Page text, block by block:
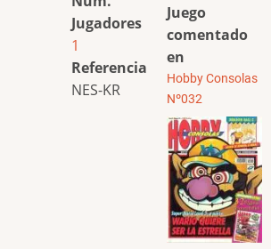
Jugadores
1
Referencia
NES-KR
Juego
comentado
en
Hobby Consolas
Nº032